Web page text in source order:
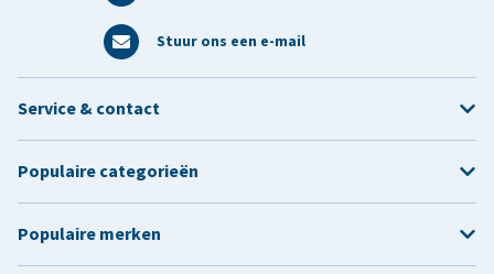
Stuur ons een e-mail
Service & contact
Populaire categorieën
Populaire merken